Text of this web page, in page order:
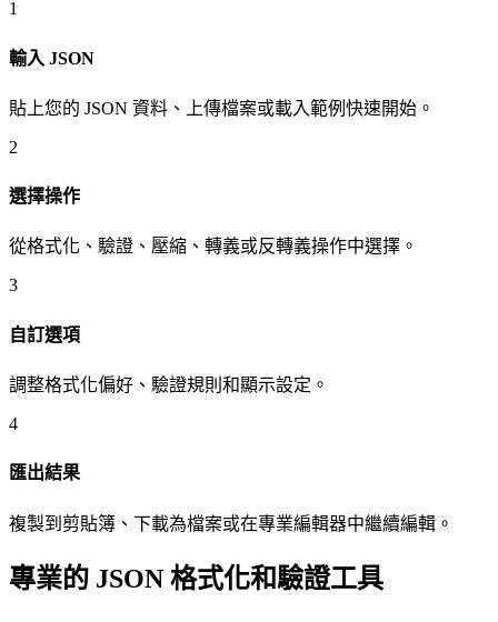
1
輸入 JSON
貼上您的 JSON 資料、上傳檔案或載入範例快速開始。
2
選擇操作
從格式化、驗證、壓縮、轉義或反轉義操作中選擇。
3
自訂選項
調整格式化偏好、驗證規則和顯示設定。
4
匯出結果
複製到剪貼簿、下載為檔案或在專業編輯器中繼續編輯。
專業的 JSON 格式化和驗證工具